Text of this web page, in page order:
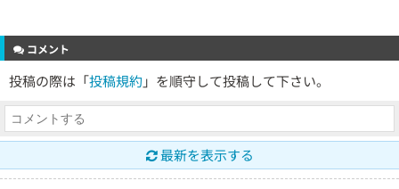
コメント
投稿の際は「投稿規約 」を順守して投稿して下さい。
最新を表示する